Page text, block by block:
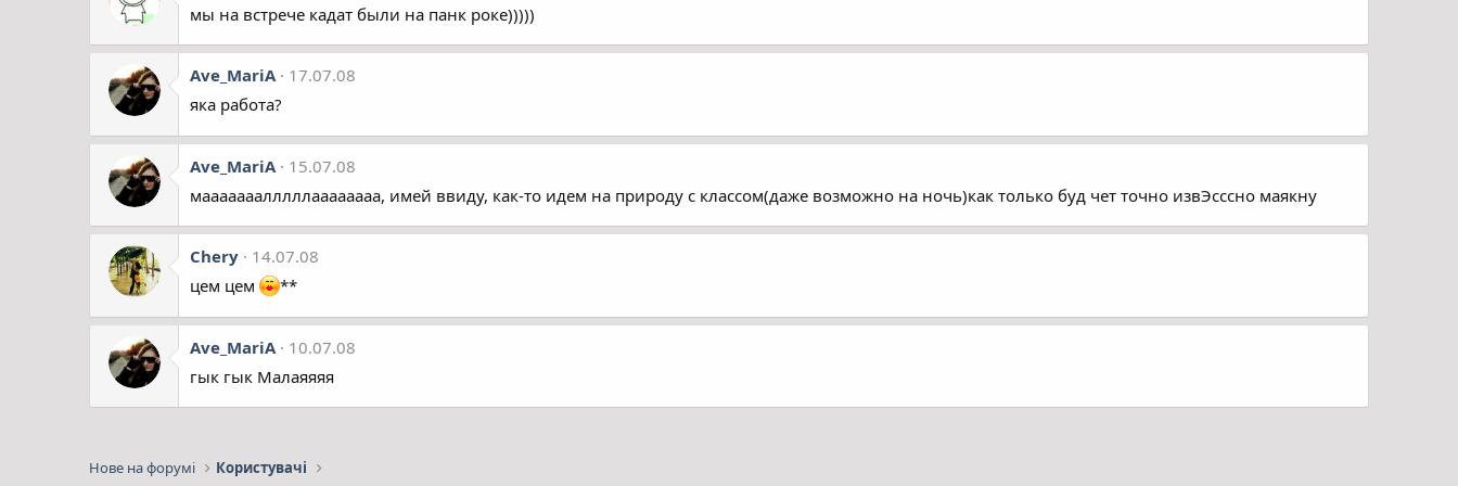
мы на встрече кадат были на панк роке)))))
Ave_MariA
17.07.08
яка работа?
Ave_MariA
15.07.08
мааааааалллллаааааааа, имей ввиду, как-то идем на природу с классом(даже возможно на ночь)как только буд чет точно извЭсссно маякну
Chery
14.07.08
цем цем
**
Ave_MariA
10.07.08
гык гык Малаяяяя
Нове на форумі Користувачі